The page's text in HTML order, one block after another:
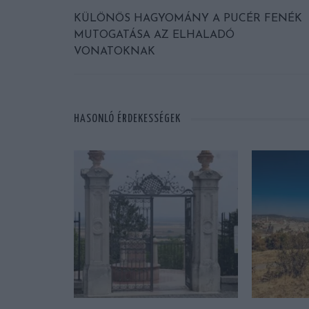
KÜLÖNÖS HAGYOMÁNY A PUCÉR FENÉK
MUTOGATÁSA AZ ELHALADÓ
VONATOKNAK
HASONLÓ ÉRDEKESSÉGEK